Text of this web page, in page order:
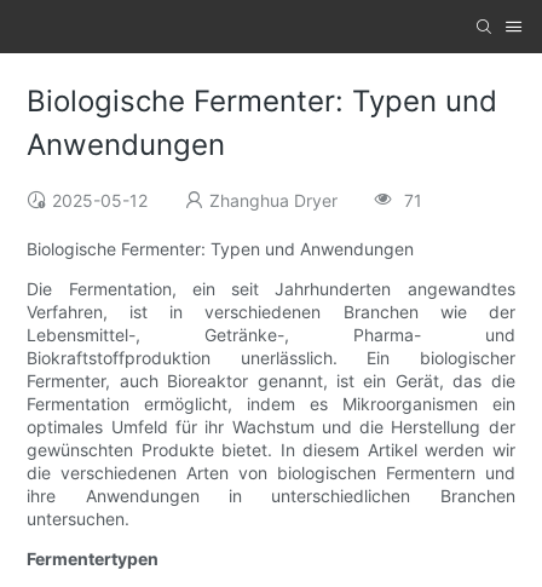
Biologische Fermenter: Typen und
Anwendungen
2025-05-12 Zhanghua Dryer 71
Biologische Fermenter: Typen und Anwendungen
Die Fermentation, ein seit Jahrhunderten angewandtes
Verfahren, ist in verschiedenen Branchen wie der
Lebensmittel-, Getränke-, Pharma- und
Biokraftstoffproduktion unerlässlich. Ein biologischer
Fermenter, auch Bioreaktor genannt, ist ein Gerät, das die
Fermentation ermöglicht, indem es Mikroorganismen ein
optimales Umfeld für ihr Wachstum und die Herstellung der
gewünschten Produkte bietet. In diesem Artikel werden wir
die verschiedenen Arten von biologischen Fermentern und
ihre Anwendungen in unterschiedlichen Branchen
untersuchen.
Fermentertypen